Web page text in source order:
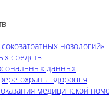
нозологий»
средств
данных
охраны здоровья
оказания медицинской